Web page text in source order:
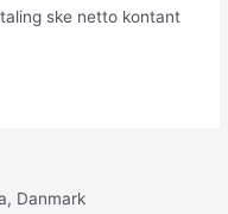
ske netto kontant
Danmark